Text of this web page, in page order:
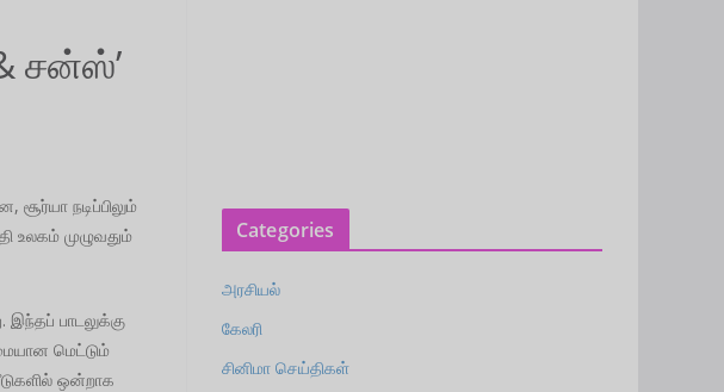
சன்ஸ்’
நடிப்பிலும்
உலகம் முழுவதும்
இந்தப் பாடலுக்கு
மெட்டும்
ஒன்றாக
Categories
அரசியல்
கேலரி
சினிமா செய்திகள்